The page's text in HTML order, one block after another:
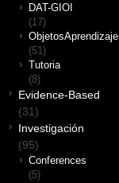
DAT-GIOI
(17)
ObjetosAprendizaje
(51)
Tutoria
(8)
Evidence-Based
(31)
Investigación
(95)
Conferences
(5)